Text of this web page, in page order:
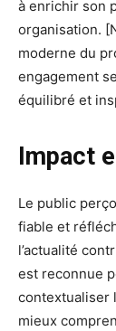
à enrichir son
organisation.
moderne du
engagement
équilibré et
Impact
Le public
fiable et
l’actualité
est reconnue
contextualiser
mieux